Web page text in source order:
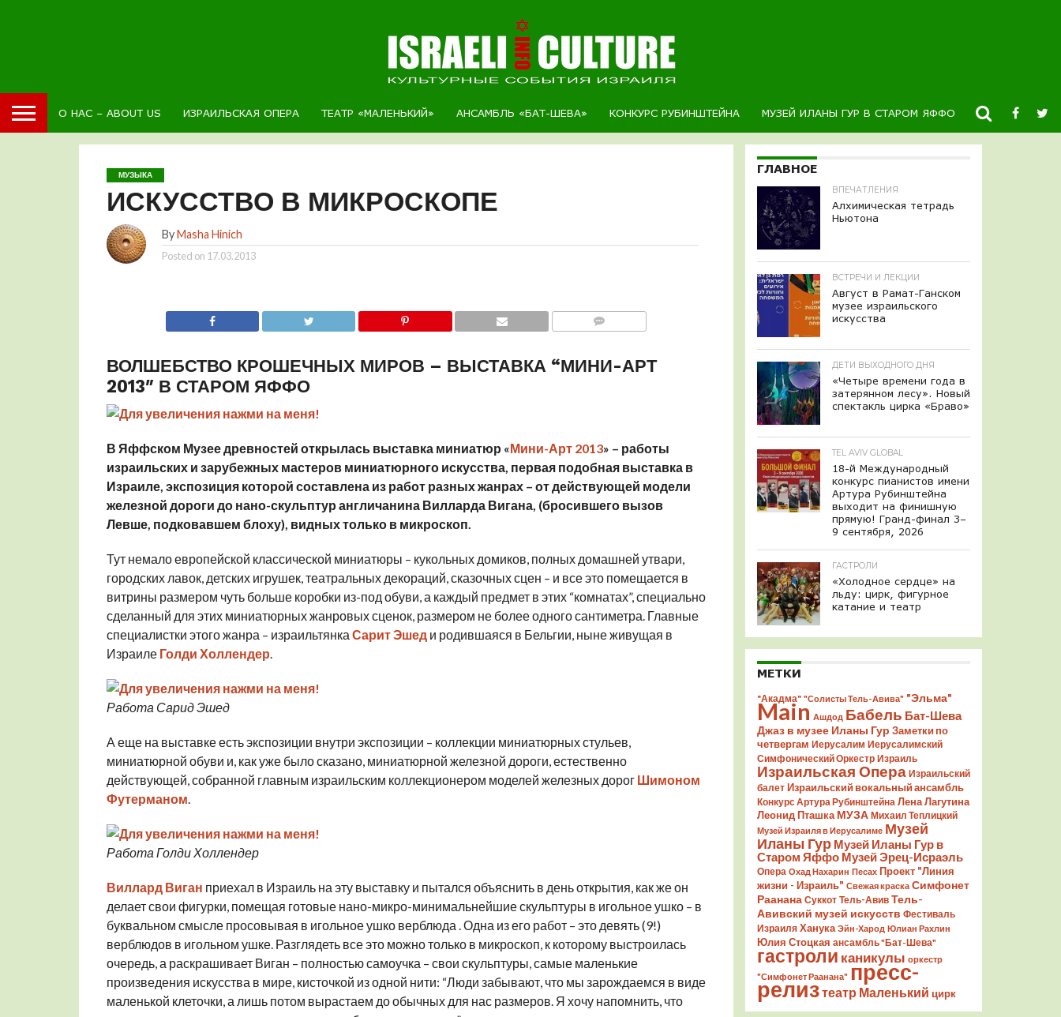
О НАС – ABOUT US ИЗРАИЛЬСКАЯ ОПЕРА ТЕАТР «МАЛЕНЬКИЙ» АНСАМБЛЬ «БАТ-ШЕВА» КОНКУРС РУБИНШТЕЙНА МУЗЕЙ ИЛАНЫ ГУР В СТАРОМ ЯФФО НОВОСТИ
МУЗЫКА
ИСКУССТВО В МИКРОСКОПЕ
ByMasha Hinich
Posted on 17.03.2013
ВОЛШЕБСТВО КРОШЕЧНЫХ МИРОВ – ВЫСТАВКА “МИНИ-АРТ
2013″ В СТАРОМ ЯФФО
В Яффском Музее древностей открылась выставка миниатюр «Мини-Арт 2013» – работы
израильских и зарубежных мастеров миниатюрного искусства, первая подобная выставка в
Израиле, экспозиция которой составлена из работ разных жанрах – от действующей модели
железной дороги до нано-скульптур англичанина Вилларда Вигана, (бросившего вызов
Левше, подковавшем блоху), видных только в микроскоп.
Тут немало европейской классической миниатюры – кукольных домиков, полных домашней утвари,
городских лавок, детских игрушек, театральных декораций, сказочных сцен – и все это помещается в
витрины размером чуть больше коробки из-под обуви, а каждый предмет в этих “комнатах”, специально
сделанный для этих миниатюрных жанровых сценок, размером не более одного сантиметра. Главные
специалистки этого жанра – израильтянка Сарит Эшеди родившаяся в Бельгии, ныне живущая в
Израиле Голди Холлендер.
Работа Сарид Эшед
А еще на выставке есть экспозиции внутри экспозиции – коллекции миниатюрных стульев,
миниатюрной обуви и, как уже было сказано, миниатюрной железной дороги, естественно
действующей, собранной главным израильским коллекционером моделей железных дорог Шимоном
Футерманом.
Работа Голди Холлендер
Виллард Виган приехал в Израиль на эту выставку и пытался объяснить в день открытия, как же он
делает свои фигурки, помещая готовые нано-микро-минимальнейшие скульптуры в игольное ушко – в
буквальном смысле просовывая в игольное ушко верблюда . Одна из его работ – это девять (9!)
верблюдов в игольном ушке. Разглядеть все это можно только в микроскоп, к которому выстроилась
очередь, а раскрашивает Виган – полностью самоучка – свои скульптуры, самые маленькие
произведения искусства в мире, кисточкой из одной нити: “Люди забывают, что мы зарождаемся в виде
маленькой клеточки, а лишь потом вырастаем до обычных для нас размеров. Я хочу напомнить, что
ГЛАВНОЕ
ВПЕЧАТЛЕНИЯ
Алхимическая тетрадь
Ньютона
ВСТРЕЧИ И ЛЕКЦИИ
Август в Рамат-Ганском
музее израильского
искусства
ДЕТИ ВЫХОДНОГО ДНЯ
«Четыре времени года в
затерянном лесу». Новый
спектакль цирка «Браво»
TEL AVIV GLOBAL
18-й Международный
конкурс пианистов имени
Артура Рубинштейна
выходит на финишную
прямую! Гранд-финал 3–
9 сентября, 2026
ГАСТРОЛИ
«Холодное сердце» на
льду: цирк, фигурное
катание и театр
МЕТКИ
"Акадма" "Солисты Тель-Авива" "Эльма"
Main Ашдод Бабель Бат-Шева
Джаз в музее Иланы Гур Заметки по
четвергам Иерусалим Иерусалимский
Симфонический Оркестр Израиль
Израильская Опера Израильский
балет Израильский вокальный ансамбль
Конкурс Артура Рубинштейна Лена Лагутина
Леонид Пташка МУЗА Михаил Теплицкий
Музей Израиля в Иерусалиме Музей
Иланы Гур Музей Иланы Гур в
Старом Яффо Музей Эрец-Исраэль
Опера Охад Нахарин Песах Проект "Линия
жизни - Израиль" Свежая краска Симфонет
Раанана Суккот Тель-Авив Тель-
Авивский музей искусств Фестиваль
Израиля Ханука Эйн-Харод Юлиан Рахлин
Юлия Стоцкая ансамбль "Бат-Шева"
гастроли каникулы оркестр
"Симфонет Раанана" пресс-
релизтеатр Маленький цирк